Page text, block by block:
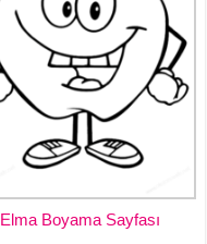
Elma Boyama Sayfası